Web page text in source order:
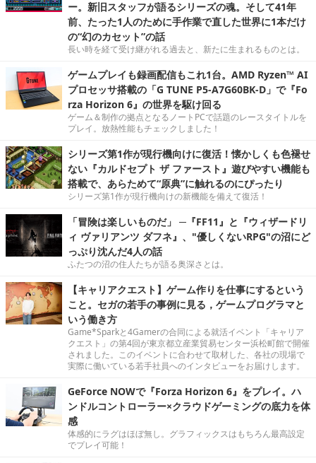
ー。新旧スタッフが語るシリーズの魂。そして41年
前、たった1人のために手作業で直した世界に1本だけ
の“幻のカセット”の話
長い時を経て受け継がれる過去と、新たに生まれるものとは。
ゲームプレイも録画配信もこれ1台。AMD Ryzen™ AI
プロセッサ搭載の「G TUNE P5-A7G60BK-D」で『Fo
rza Horizon 6』の世界を駆け回る
ゲーム＆制作の拠点となるノートPCで話題のレースタイトルを
プレイ。放熱性能もチェックしました！
シリーズ第1作が現行機向けに復活！懐かしくも色褪せ
ない『カルドセプト ザ ファースト』遊びやすい機能も
搭載で、あらためて“原典”に触れるのにぴったり
シリーズ第1作が現行機向けの新機能を備えて復活！
「冒険は楽しいものだ」 ─『FF11』と『ウィザードリ
ィ ヴァリアンツ ダフネ』、"優しくないRPG"の沼にど
っぷり沈んだ4人の話
ふたつの沼の住人たちが語る奥深さとは。
【キャリアクエスト】ゲーム作りを仕事にするという
こと。セガの若手の事例に見る，ゲームプログラマと
いう働き方
Game*Sparkと4Gamerの合同による就活イベント「キャリア
クエスト」の第4回が東京都立産業貿易センター浜松町館で開催
されました。このイベントに合わせて取材した、各社の現場で
実際に働いている若手社員へのインタビューをお届けします。
GeForce NOWで『Forza Horizon 6』をプレイ。ハ
ンドルコントローラー×クラウドゲーミングの底力を体
感
体感的にラグはほぼ無し。グラフィックスはもちろん最高設定
でプレイ可能！